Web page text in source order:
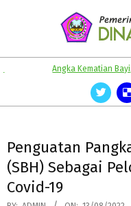
Angka Kematian
Penguatan
(SBH) Sebagai
Covid-19